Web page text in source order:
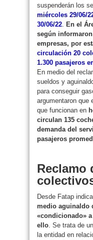
suspenderán los
miércoles 29/06/
30/06/22. En el
según
empresas, por
circulación 20
1.300 pasajeros
En medio del
sueldos y
para conseguir
argumentaron que
que funcionan en
circulan 135
demanda del
pasajeros
Reclamo
Desde Fatap
medio aguinaldo
«condicionado»
ello. Se trata de
la entidad en